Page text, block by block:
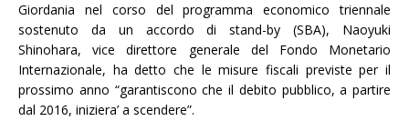
Giordania nel corso del programma economico triennale
sostenuto da un accordo di stand-by (SBA), Naoyuki
Shinohara, vice direttore generale del Fondo Monetario
Internazionale, ha detto che le misure fiscali previste per il
prossimo anno “garantiscono che il debito pubblico, a partire
dal 2016, iniziera’ a scendere”.